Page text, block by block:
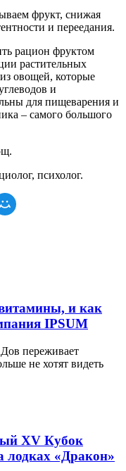
фрукт, снижая
и переедания.
рацион фруктом
растительных
овощей, которые
и
для пищеварения и
– самого большого
психолог.
и как
IPSUM
переживает
не хотят видеть
XV Кубок
лодках «Дракон»